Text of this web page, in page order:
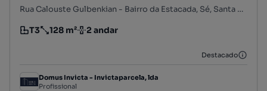
Rua Calouste Gulbenkian - Bairro da Estacada, Sé, Santa Maria e Meixedo, Bragança, Bragança
Tipologia
T3
Preço por metro quadrado
128 m²
Andar 2 andar
Destacado
Domus Invicta - Invictaparcela, lda
Profissional